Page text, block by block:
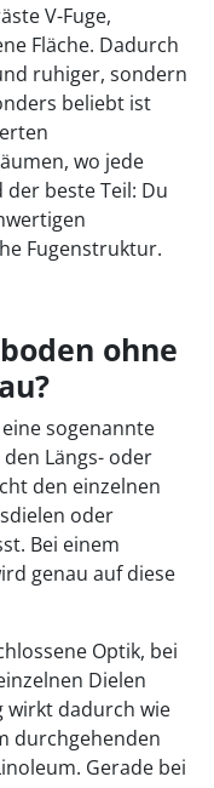
V-Fuge,
Fläche. Dadurch
ruhiger, sondern
beliebt ist
wo jede
beste Teil: Du
Fugenstruktur.
ohne
sogenannte
Längs- oder
den einzelnen
oder
Bei einem
genau auf diese
Optik, bei
Dielen
wirkt dadurch wie
durchgehenden
Gerade bei